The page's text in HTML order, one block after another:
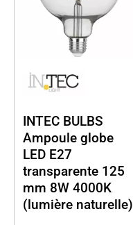
INTEC BULBS
Ampoule globe
LED E27
transparente 125
mm 8W 4000K
(lumière naturelle)